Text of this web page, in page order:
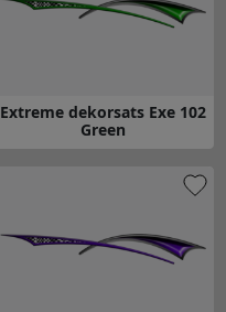
Extreme dekorsats Exe 102
Green